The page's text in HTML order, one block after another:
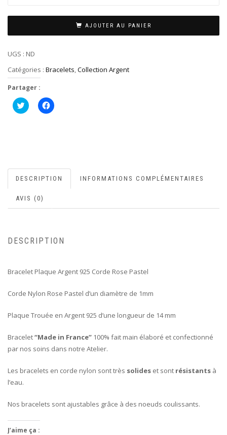
AJOUTER AU PANIER
UGS : ND
Catégories : Bracelets,Collection Argent
Partager :
Cliquez
pour
Cliquez
pour
DESCRIPTION INFORMATIONS COMPLÉMENTAIRES
AVIS (0)
DESCRIPTION
Bracelet Plaque Argent 925 Corde Rose Pastel
Corde Nylon Rose Pastel d’un diamètre de 1mm
Plaque Trouée en Argent 925 d’une longueur de 14 mm
Bracelet“Made in France” 100% fait main élaboré et confectionné
par nos soins dans notre Atelier.
Les bracelets en corde nylon sont très solides et sont résistants à
l’eau.
Nos bracelets sont ajustables grâce à des noeuds coulissants.
J’aime ça :